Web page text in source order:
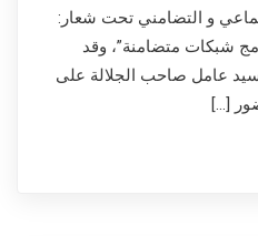
و التضامني تحت شعار:
شبكات متضامنة”، وقد
عامل صاحب الجلالة على
[…]